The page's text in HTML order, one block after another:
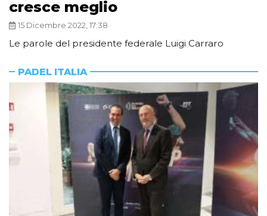
cresce meglio
15 Dicembre 2022, 17:38
Le parole del presidente federale Luigi Carraro
PADEL ITALIA